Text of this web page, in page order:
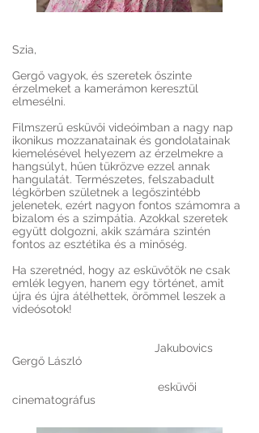
Szia,
Gergő vagyok, és szeretek őszinte
érzelmeket a kamerámon keresztül
elmesélni.
Filmszerű esküvői videóimban a nagy nap
ikonikus mozzanatainak és gondolatainak
kiemelésével helyezem az érzelmekre a
hangsúlyt, hűen tükrözve ezzel annak
hangulatát. Természetes, felszabadult
légkörben születnek a legőszintébb
jelenetek, ezért nagyon fontos számomra a
bizalom és a szimpátia. Azokkal szeretek
együtt dolgozni, akik számára szintén
fontos az esztétika és a minőség.
Ha szeretnéd, hogy az esküvőtök ne csak
emlék legyen, hanem egy történet, amit
újra és újra átélhettek, örömmel leszek a
videósotok!
Jakubovics
Gergő László
esküvői
cinematográfus